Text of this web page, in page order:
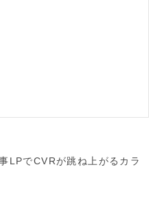
LPでCVRが跳ね上がるカラ